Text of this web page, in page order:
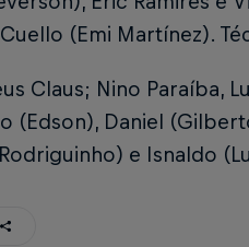
(Emi Martínez).
Claus; Nino Paraíba,
(Edson), Daniel
e Isnaldo